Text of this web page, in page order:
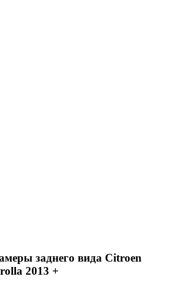
заднего вида Citroen
2013 +